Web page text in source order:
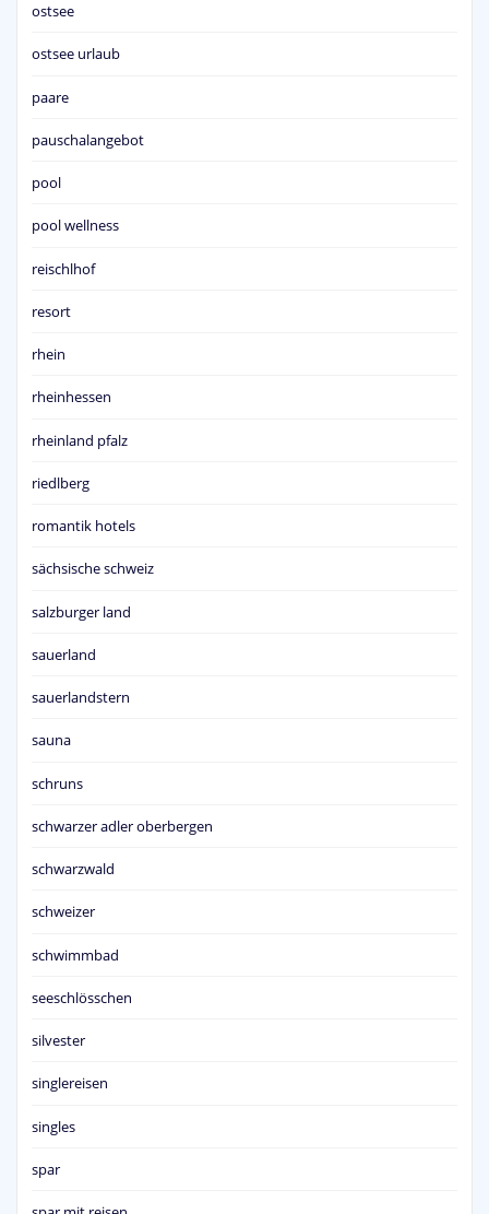
ostsee
ostsee urlaub
paare
pauschalangebot
pool
pool wellness
reischlhof
resort
rhein
rheinhessen
rheinland pfalz
riedlberg
romantik hotels
sächsische schweiz
salzburger land
sauerland
sauerlandstern
sauna
schruns
schwarzer adler oberbergen
schwarzwald
schweizer
schwimmbad
seeschlösschen
silvester
singlereisen
singles
spar